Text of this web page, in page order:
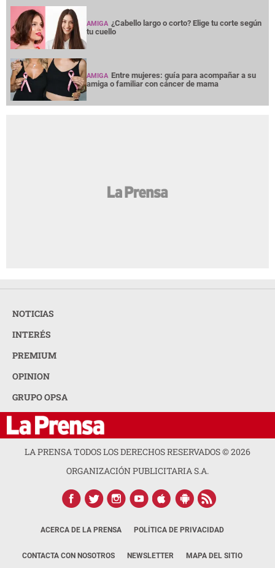
AMIGA ¿Cabello largo o corto? Elige tu corte según
tu cuello
AMIGA Entre mujeres: guía para acompañar a su
amiga o familiar con cáncer de mama
NOTICIAS
INTERÉS
PREMIUM
OPINION
GRUPO OPSA
LA PRENSA TODOS LOS DERECHOS RESERVADOS ©2026
ORGANIZACIÓN PUBLICITARIA S.A.
ACERCA DE LA PRENSA POLÍTICA DE PRIVACIDAD
CONTACTA CON NOSOTROS NEWSLETTER MAPA DEL SITIO